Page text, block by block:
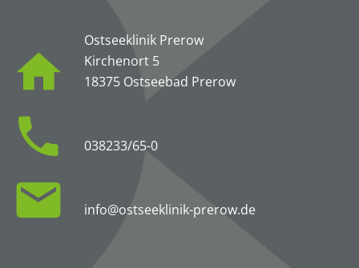
Ostseeklinik Prerow
Kirchenort 5
18375 Ostseebad Prerow
038233/65-0
info@ostseeklinik-prerow.de